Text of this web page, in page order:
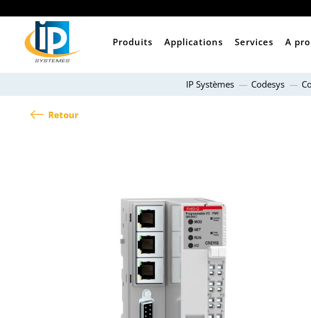
Produits Applications Services A
IP Systèmes Codesys
Retour